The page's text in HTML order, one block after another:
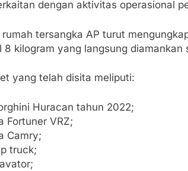
dengan aktivitas operasional
tersangka AP turut
8 kilogram yang langsung diamankan
yang telah disita meliputi:
Huracan tahun 2022;
Fortuner VRZ;
Camry;
truck;